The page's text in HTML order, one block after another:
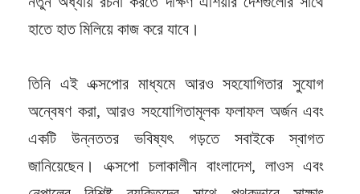
হাতে হাত মিলিয়ে কাজ করে যাবে।
তিনি এই এক্সপোর মাধ্যমে আরও সহযোগিতার সুযোগ
অন্বেষণ করা, আরও সহযোগিতামূলক ফলাফল অর্জন এবং
একটি উন্নততর ভবিষ্যৎ গড়তে সবাইকে স্বাগত
জানিয়েছেন। এক্সপো চলাকালীন বাংলাদেশ, লাওস এবং